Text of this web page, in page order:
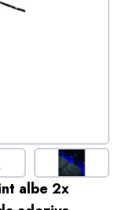
albe 2x